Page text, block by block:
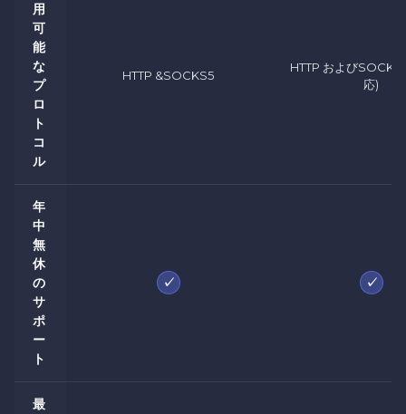
用
可
能
な
プ
ロ
ト
コ
ル
HTTP &SOCKS5
HTTP および
応)
年
中
無
休
の
サ
ポ
ー
ト
✓ ✓
最